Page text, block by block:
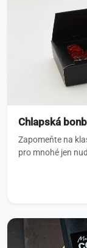
Chlapská
Zapomeňte na
pro mnohé jen